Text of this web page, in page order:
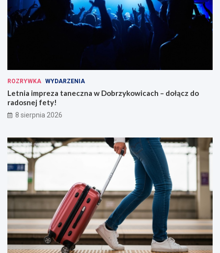
ROZRYWKA WYDARZENIA
Letnia impreza taneczna w Dobrzykowicach – dołącz do
radosnej fety!
8 sierpnia 2026